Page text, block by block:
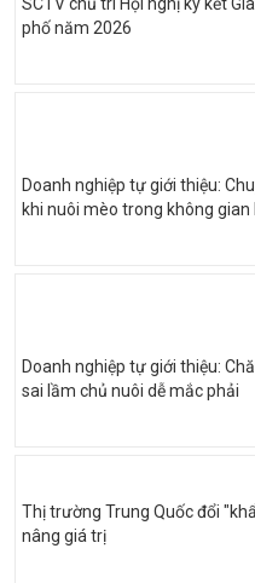
phố năm 2026
Doanh nghiệp tự giới thiệu:
khi nuôi mèo trong không gian
Doanh nghiệp tự giới thiệu:
sai lầm chủ nuôi dễ mắc phải
Thị trường Trung Quốc đổi
nâng giá trị